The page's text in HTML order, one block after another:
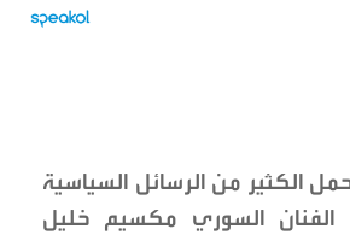
الكثير من الرسائل السياسية
الفنان السوري مكسيم خليل